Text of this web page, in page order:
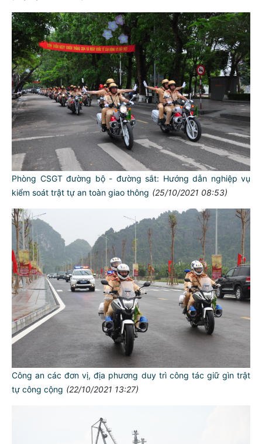
Phòng CSGT đường bộ - đường sắt: Hướng dẫn nghiệp vụ
kiểm soát trật tự an toàn giao thông (25/10/2021 08:53)
Công an các đơn vị, địa phương duy trì công tác giữ gìn trật
tự công cộng (22/10/2021 13:27)